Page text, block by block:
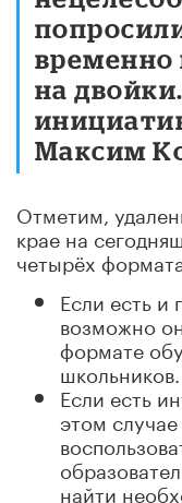
временно
на
Максим
Отметим,
крае на
четырёх
Если есть и
возможно
формате
школьников.
Если есть
этом
найти